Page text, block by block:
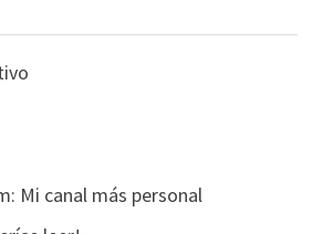
Mi canal más personal